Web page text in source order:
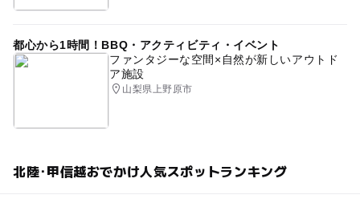
都心から1時間！BBQ・アクティビティ・イベント
ファンタジーな空間×自然が新しいアウトド
ア施設
山梨県上野原市
北陸･甲信越おでかけ人気スポットランキング